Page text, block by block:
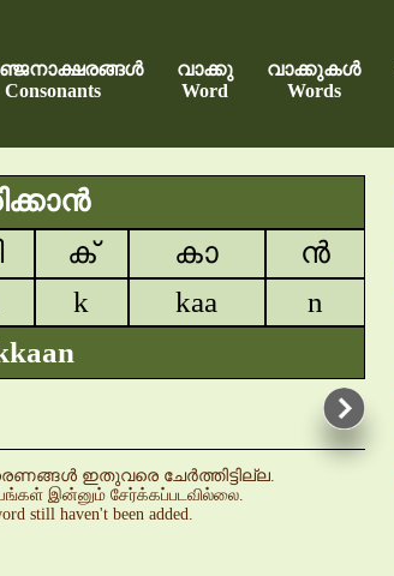
Consonants
വാക്കു
Word
വാക്കുകൾ
Words
ക് കാ
ൻ
k kaa
n
ഇതുവരെ ചേർത്തിട്ടില്ല.
இன்னும் சேர்க்கப்படவில்லை.
still haven't been added.